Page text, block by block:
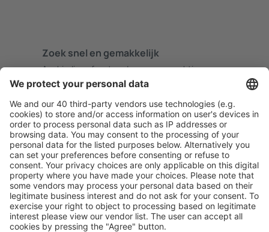
Zoek snel en gemakkelijk
Aanbieding afgestemd op uw verwachtingen.
Plan veilig
Zorgeloos boeken met gratiss annuleringsopties.
Bespaar meer
Reisaanbiedingen en speciale aanbiedingen voor
geregistreerde gebruikers.
Accommodaties die u bevallen
Kies uit meer dan 1,3 miljoen accommodaties: hotels,